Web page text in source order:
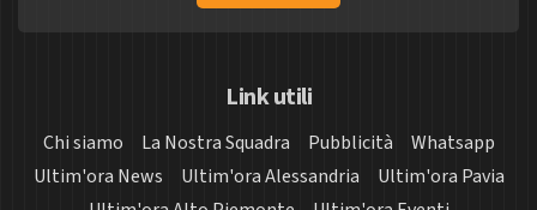
Link utili
Chi siamo La Nostra Squadra Pubblicità
Whatsapp
Ultim'ora News
Ultim'ora Alessandria
Ultim'ora Pavia